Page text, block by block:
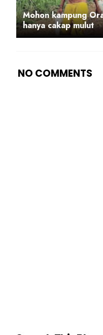
Mohon kampung
hanya cakap mulut
NO COMMENTS